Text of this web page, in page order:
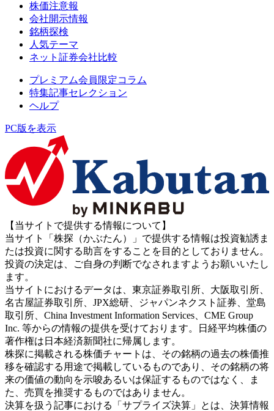
株価注意報
会社開示情報
銘柄探検
人気テーマ
ネット証券会社比較
プレミアム会員限定コラム
特集記事セレクション
ヘルプ
PC版を表示
【当サイトで提供する情報について】
当サイト「株探（かぶたん）」で提供する情報は投資勧誘ま
たは投資に関する助言をすることを目的としておりません。
投資の決定は、ご自身の判断でなされますようお願いいたし
ます。
当サイトにおけるデータは、東京証券取引所、大阪取引所、
名古屋証券取引所、JPX総研、ジャパンネクスト証券、堂島
取引所、China Investment Information Services、CME Group
Inc. 等からの情報の提供を受けております。日経平均株価の
著作権は日本経済新聞社に帰属します。
株探に掲載される株価チャートは、その銘柄の過去の株価推
移を確認する用途で掲載しているものであり、その銘柄の将
来の価値の動向を示唆あるいは保証するものではなく、ま
た、売買を推奨するものではありません。
決算を扱う記事における「サプライズ決算」とは、決算情報